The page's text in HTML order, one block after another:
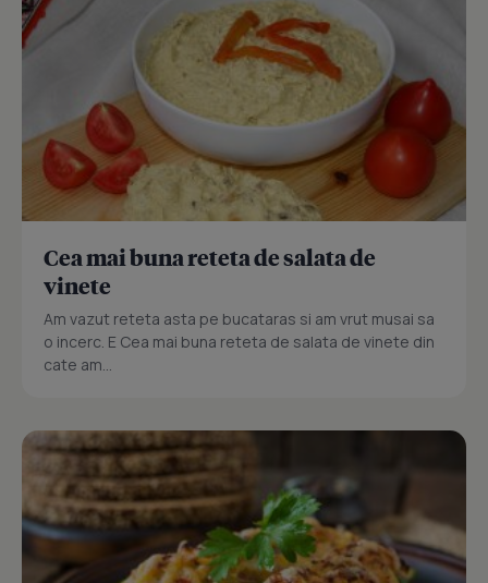
Cea mai buna reteta de salata de
vinete
Am vazut reteta asta pe bucataras si am vrut musai sa
o incerc. E Cea mai buna reteta de salata de vinete din
cate am...